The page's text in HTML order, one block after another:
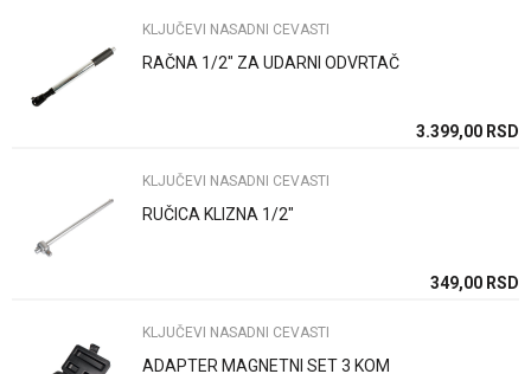
Poruka
Anti-spam zaštita - izračunajte koliko je 4 + 1 :
POŠALJI
KLJUČEVI NASADNI CEVASTI
RAČNA 1/2" ZA UDARNI ODVRTAČ
3.399,00 RSD
KLJUČEVI NASADNI CEVASTI
RUČICA KLIZNA 1/2"
349,00 RSD
KLJUČEVI NASADNI CEVASTI
ADAPTER MAGNETNI SET 3 KOM